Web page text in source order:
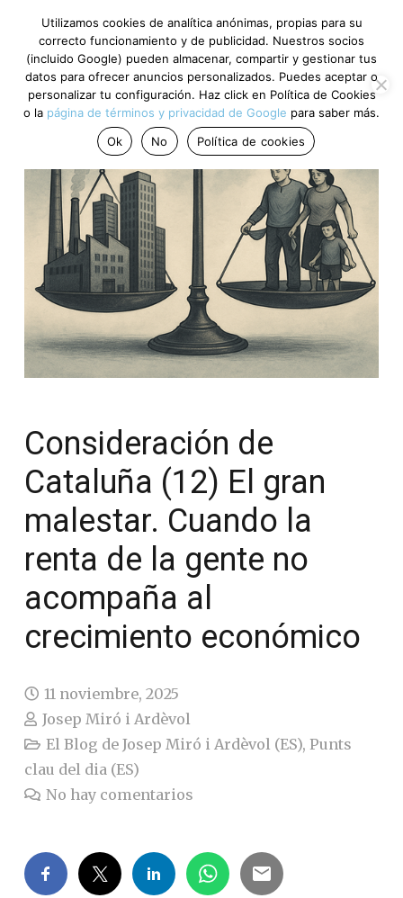
Consideración de
Cataluña (12) El gran
malestar. Cuando la
renta de la gente no
acompaña al
crecimiento económico
11 noviembre, 2025
Josep Miró i Ardèvol
El Blog de Josep Miró i Ardèvol (ES),Punts
clau del dia (ES)
No hay comentarios
Utilizamos cookies de analítica anónimas, propias para su
correcto funcionamiento y de publicidad. Nuestros socios
(incluido Google) pueden almacenar, compartir y gestionar tus
datos para ofrecer anuncios personalizados. Puedes aceptar o
personalizar tu configuración. Haz click en Política de Cookies
o la página de términos y privacidad de Google para saber más.
Ok
No Política de cookies